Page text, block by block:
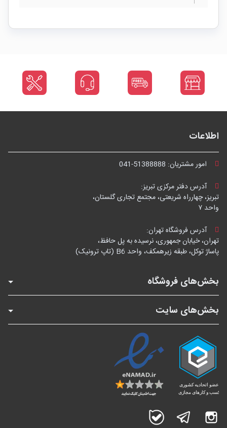
اطلاعات
امور مشتریان: 041-51388888
آدرس دفتر مرکزی تبریز:
تبریز، چهارراه شریعتی، مجتمع تجاری گلستان،
واحد ۷
آدرس فروشگاه تهران:
تهران، خیابان جمهوری، نرسیده به پل حافظ،
پاساژ توکل، طبقه زیرهمکف، واحد B6 (تاپ ترونیک)
بخش‌های فروشگاه
بخش‌های سایت
اینستاگرام تلگرام